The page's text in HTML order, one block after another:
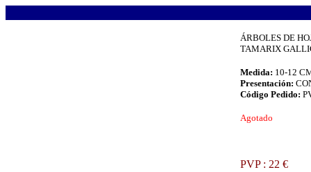
ÁRBOLES DE
TAMARIX
Medida: 10-12
Presentación:
Código Pedido:
Agotado
PVP : 22 €